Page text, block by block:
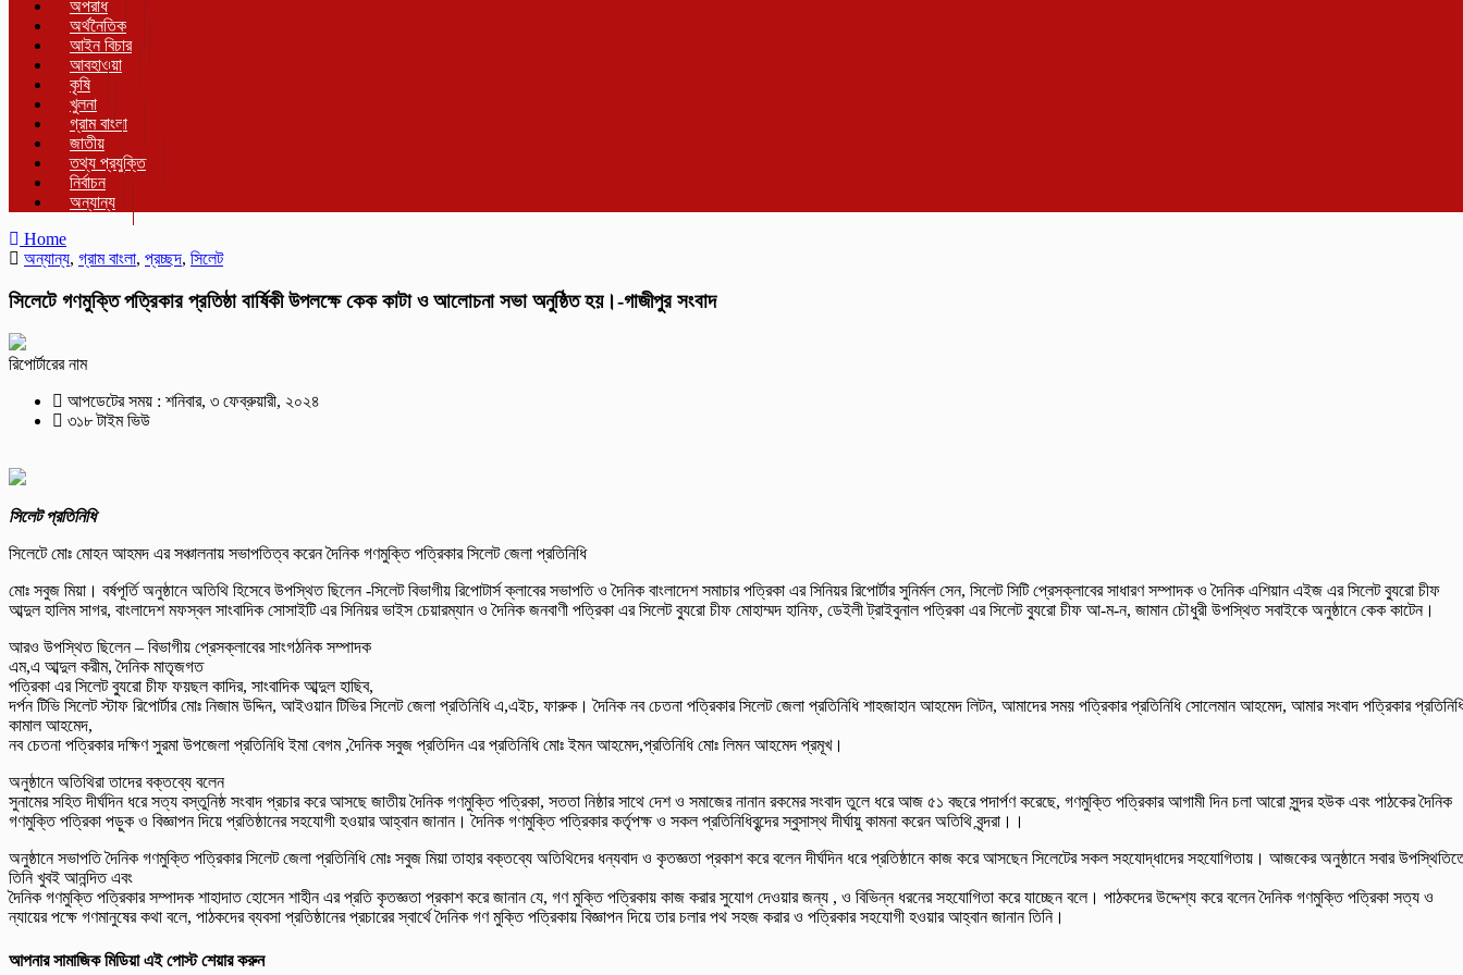
অপরাধ
অর্থনৈতিক
আইন বিচার
আবহাওয়া
কৃষি
খুলনা
গ্রাম বাংলা
জাতীয়
তথ্য প্রযুক্তি
নির্বাচন
অন্যান্য
Home
অন্যান্য, গ্রাম বাংলা, প্রচ্ছদ, সিলেট
সিলেটে গণমুক্তি পত্রিকার প্রতিষ্ঠা বার্ষিকী উপলক্ষে কেক কাটা ও আলোচনা সভা অনুষ্ঠিত হয়।-গাজীপুর সংবাদ
রিপোর্টারের নাম
আপডেটের সময় : শনিবার, ৩ ফেব্রুয়ারী, ২০২৪
৩১৮ টাইম ভিউ
সিলেট প্রতিনিধি
সিলেটে মোঃ মোহন আহমদ এর সঞ্চালনায় সভাপতিত্ব করেন দৈনিক গণমুক্তি পত্রিকার সিলেট জেলা প্রতিনিধি
মোঃ সবুজ মিয়া। বর্ষপূর্তি অনুষ্ঠানে অতিথি হিসেবে উপস্থিত ছিলেন -সিলেট বিভাগীয় রিপোটার্স ক্লাবের সভাপতি ও দৈনিক বাংলাদেশ সমাচার পত্রিকা এর সিনিয়র রিপোর্টার সুনির্মল সেন, সিলেট সিটি প্রেসক্লাবের সাধারণ সম্পাদক ও দৈনিক এশিয়ান এইজ এর সিলেট ব্যুরো চীফ
আব্দুল হালিম সাগর, বাংলাদেশ মফস্বল সাংবাদিক সোসাইটি এর সিনিয়র ভাইস চেয়ারম্যান ও দৈনিক জনবাণী পত্রিকা এর সিলেট ব্যুরো চীফ মোহাম্মদ হানিফ, ডেইলী ট্রাইবুনাল পত্রিকা এর সিলেট ব্যুরো চীফ আ-ম-ন, জামান চৌধুরী উপস্থিত সবাইকে অনুষ্ঠানে কেক কাটেন।
আরও উপস্থিত ছিলেন – বিভাগীয় প্রেসক্লাবের সাংগঠনিক সম্পাদক
এম,এ আব্দুল করীম, দৈনিক মাতৃজগত
পত্রিকা এর সিলেট ব্যুরো চীফ ফয়ছল কাদির, সাংবাদিক আব্দুল হাছিব,
দর্পন টিভি সিলেট স্টাফ রিপোর্টার মোঃ নিজাম উদ্দিন, আইওয়ান টিভির সিলেট জেলা প্রতিনিধি এ,এইচ, ফারুক। দৈনিক নব চেতনা পত্রিকার সিলেট জেলা প্রতিনিধি শাহজাহান আহমেদ লিটন, আমাদের সময় পত্রিকার প্রতিনিধি সোলেমান আহমেদ, আমার সংবাদ পত্রিকার
কামাল আহমেদ,
নব চেতনা পত্রিকার দক্ষিণ সুরমা উপজেলা প্রতিনিধি ইমা বেগম ,দৈনিক সবুজ প্রতিদিন এর প্রতিনিধি মোঃ ইমন আহমেদ,প্রতিনিধি মোঃ লিমন আহমেদ প্রমূখ।
অনুষ্ঠানে অতিথিরা তাদের বক্তব্যে বলেন
সুনামের সহিত দীর্ঘদিন ধরে সত্য বস্তুনিষ্ঠ সংবাদ প্রচার করে আসছে জাতীয় দৈনিক গণমুক্তি পত্রিকা, সততা নিষ্ঠার সাথে দেশ ও সমাজের নানান রকমের সংবাদ তুলে ধরে আজ ৫১ বছরে পদার্পণ করেছে, গণমুক্তি পত্রিকার আগামী দিন চলা আরো সুন্দর হউক এবং পাঠকের দৈনিক
গণমুক্তি পত্রিকা পড়ুক ও বিজ্ঞাপন দিয়ে প্রতিষ্ঠানের সহযোগী হওয়ার আহ্বান জানান। দৈনিক গণমুক্তি পত্রিকার কর্তৃপক্ষ ও সকল প্রতিনিধিবৃন্দের স্বুসাস্থ দীর্ঘায়ু কামনা করেন অতিথি বৃন্দরা।।
অনুষ্ঠানে সভাপতি দৈনিক গণমুক্তি পত্রিকার সিলেট জেলা প্রতিনিধি মোঃ সবুজ মিয়া তাহার বক্তব্যে অতিথিদের ধন্যবাদ ও কৃতজ্ঞতা প্রকাশ করে বলেন দীর্ঘদিন ধরে প্রতিষ্ঠানে কাজ করে আসছেন সিলেটের সকল সহযোদ্ধাদের সহযোগিতায়। আজকের অনুষ্ঠানে সবার
তিনি খুবই আনন্দিত এবং
দৈনিক গণমুক্তি পত্রিকার সম্পাদক শাহাদাত হোসেন শাহীন এর প্রতি কৃতজ্ঞতা প্রকাশ করে জানান যে, গণ মুক্তি পত্রিকায় কাজ করার সুযোগ দেওয়ার জন্য , ও বিভিন্ন ধরনের সহযোগিতা করে যাচ্ছেন বলে। পাঠকদের উদ্দেশ্য করে বলেন দৈনিক গণমুক্তি পত্রিকা সত্য ও
ন্যায়ের পক্ষে গণমানুষের কথা বলে, পাঠকদের ব্যবসা প্রতিষ্ঠানের প্রচারের স্বার্থে দৈনিক গণ মুক্তি পত্রিকায় বিজ্ঞাপন দিয়ে তার চলার পথ সহজ করার ও পত্রিকার সহযোগী হওয়ার আহ্বান জানান তিনি।
আপনার সামাজিক মিডিয়া এই পোস্ট শেয়ার করুন